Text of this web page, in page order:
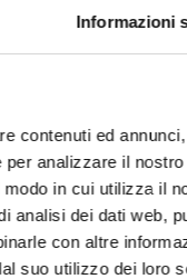
Informazioni
contenuti ed
analizzare il
in cui utilizza il
analisi dei dati web,
con altre
suo utilizzo dei loro